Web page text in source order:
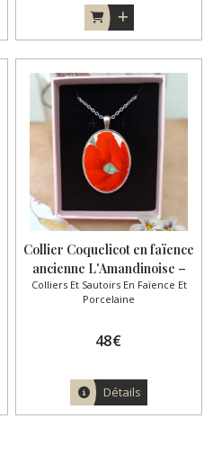
Collier Coquelicot en faïence
ancienne L'Amandinoise –
Pendentif ovale argent
Colliers Et Sautoirs En Faïence Et
Porcelaine
48€
Détails